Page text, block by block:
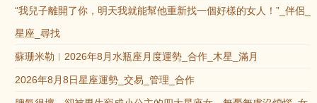
“我兒子離開了你，明天我就能幫他重新找一個好樣的女人！”_伴侶_
星座_尋找
蘇珊米勒︱2026年8月水瓶座月度運勢_合作_木星_滿月
2026年8月8日星座運勢_交易_管理_合作